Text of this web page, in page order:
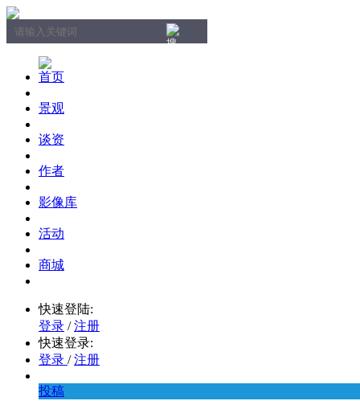
首页
景观
谈资
作者
影像库
活动
商城
快速登陆:
登录 / 注册
快速登录:
登录 / 注册
投稿